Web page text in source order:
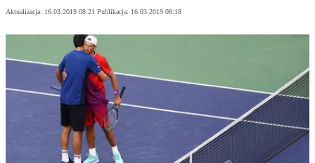
Aktualizacja: 16.03.2019 08:21 Publikacja: 16.03.2019 08:18